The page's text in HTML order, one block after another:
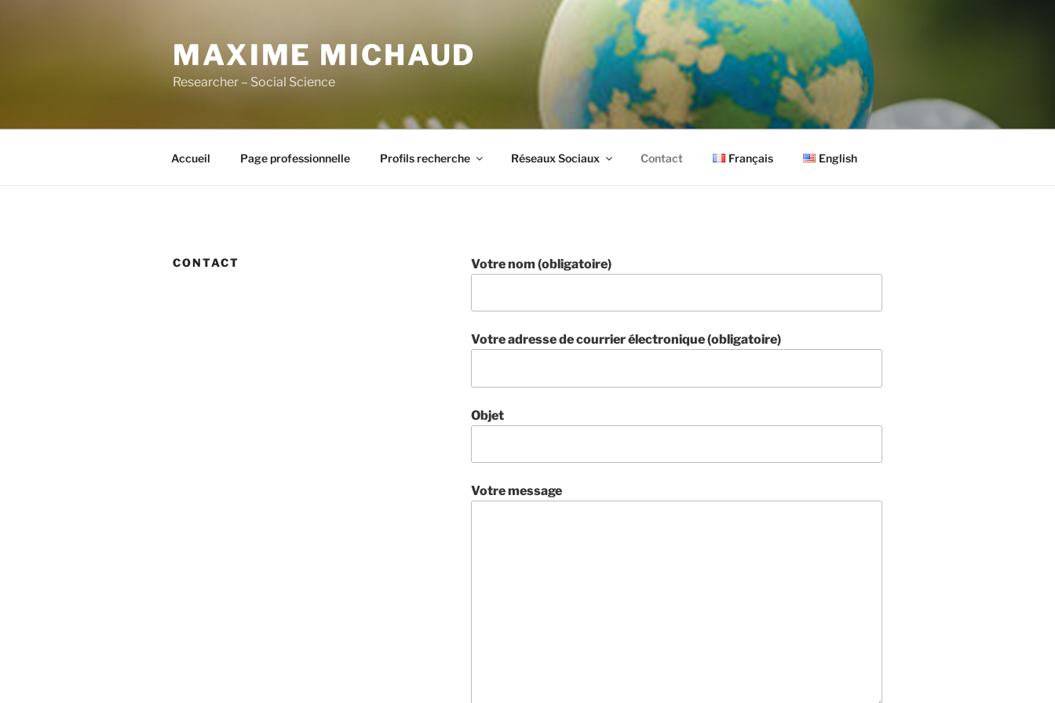
MAXIME MICHAUD
Researcher – Social Science
Accueil Page professionnelle Profils recherche Réseaux Sociaux Contact Français English
CONTACT Votre nom (obligatoire)
Votre adresse de courrier électronique (obligatoire)
Objet
Votre message